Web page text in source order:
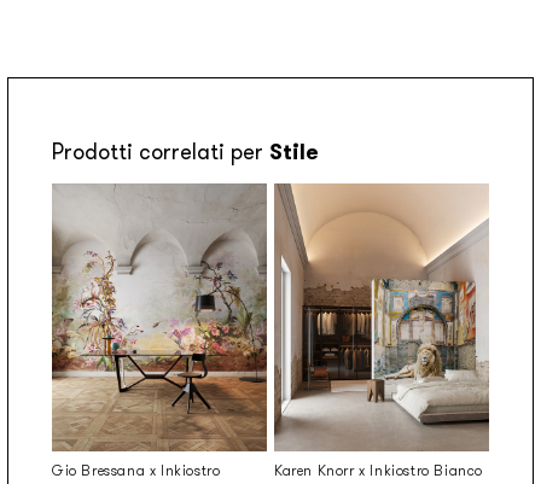
Prodotti correlati per Stile
Gio Bressana x Inkiostro
Karen Knorr x Inkiostro Bianco